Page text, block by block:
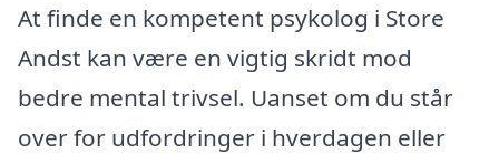
At finde en kompetent psykolog i Store
Andst kan være en vigtig skridt mod
bedre mental trivsel. Uanset om du står
over for udfordringer i hverdagen eller